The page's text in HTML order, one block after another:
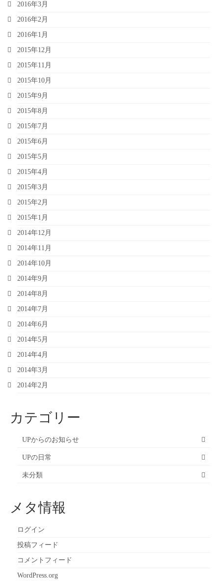
2016年3月
2016年2月
2016年1月
2015年12月
2015年11月
2015年10月
2015年9月
2015年8月
2015年7月
2015年6月
2015年5月
2015年4月
2015年3月
2015年2月
2015年1月
2014年12月
2014年11月
2014年10月
2014年9月
2014年8月
2014年7月
2014年6月
2014年5月
2014年4月
2014年3月
2014年2月
カテゴリー
UPからのお知らせ
UPの日常
未分類
メタ情報
ログイン
投稿フィード
コメントフィード
WordPress.org